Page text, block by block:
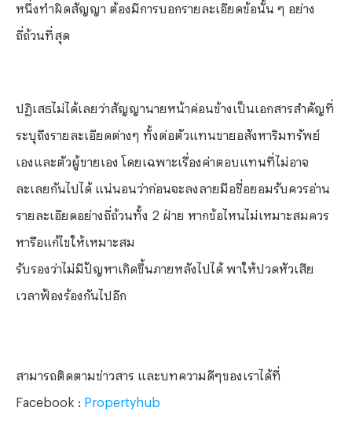
หนึ่งทำผิดสัญญา ต้องมีการบอกรายละเอียดข้อนั้น ๆ อย่าง
ถี่ถ้วนที่สุด
ปฏิเสธไม่ได้เลยว่าสัญญานายหน้าค่อนข้างเป็นเอกสารสำคัญที่
ระบุถึงรายละเอียดต่างๆ ทั้งต่อตัวแทนขายอสังหาริมทรัพย์
เองและตัวผู้ขายเอง โดยเฉพาะเรื่องค่าตอบแทนที่ไม่อาจ
ละเลยกันไปได้ แน่นอนว่าก่อนจะลงลายมือชื่อยอมรับควรอ่าน
รายละเอียดอย่างถี่ถ้วนทั้ง 2 ฝ่าย หากข้อไหนไม่เหมาะสมควร
หารือแก้ไขให้เหมาะสม
รับรองว่าไม่มีปัญหาเกิดขึ้นภายหลังไปได้ พาให้ปวดหัวเสีย
เวลาฟ้องร้องกันไปอีก
สามารถติดตามข่าวสาร และบทความดีๆของเราได้ที่
Facebook : Propertyhub